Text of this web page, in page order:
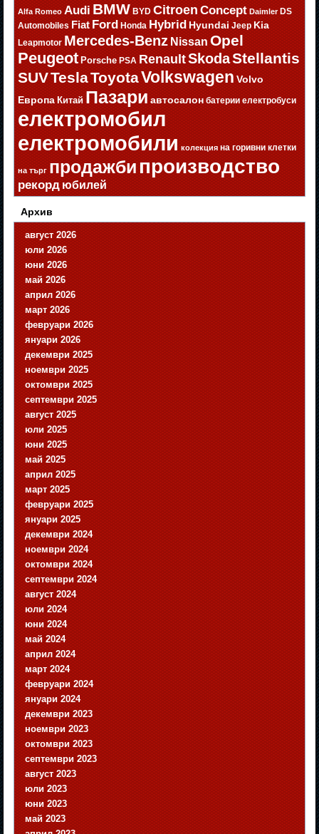
Alfa Romeo Audi BMW BYD Citroen Concept Daimler DS
Automobiles Fiat Ford Honda Hybrid Hyundai Jeep Kia
Leapmotor Mercedes-Benz Nissan Opel
Peugeot Porsche PSA RenaultSkodaStellantis
SUVTeslaToyotaVolkswagen Volvo
Европа Китай Пазари автосалон батерии електробуси
електромобил
електромобили колекция на горивни клетки
на търг продажбипроизводство
рекорд юбилей
Архив
август 2026
юли 2026
юни 2026
май 2026
април 2026
март 2026
февруари 2026
януари 2026
декември 2025
ноември 2025
октомври 2025
септември 2025
август 2025
юли 2025
юни 2025
май 2025
април 2025
март 2025
февруари 2025
януари 2025
декември 2024
ноември 2024
октомври 2024
септември 2024
август 2024
юли 2024
юни 2024
май 2024
април 2024
март 2024
февруари 2024
януари 2024
декември 2023
ноември 2023
октомври 2023
септември 2023
август 2023
юли 2023
юни 2023
май 2023